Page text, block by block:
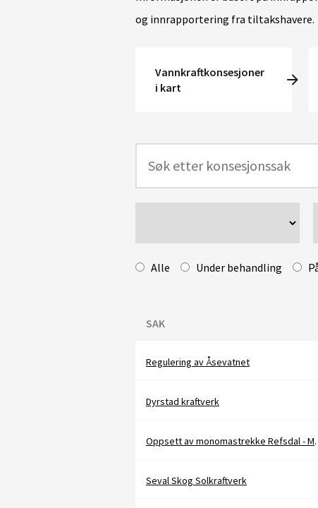
og innrapportering fra tiltakshavere.
Vannkraftkonsesjoner
i kart
Alle Under behandling
SAK
Regulering av Åsevatnet
Dyrstad kraftverk
Oppsett
Seval Skog Solkraftverk